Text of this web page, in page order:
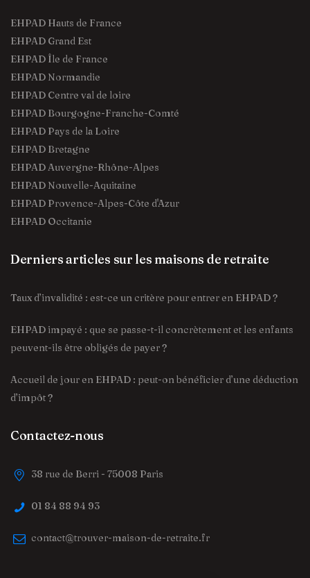
EHPAD Hauts de France
EHPAD Grand Est
EHPAD Île de France
EHPAD Normandie
EHPAD Centre val de loire
EHPAD Bourgogne-Franche-Comté
EHPAD Pays de la Loire
EHPAD Bretagne
EHPAD Auvergne-Rhône-Alpes
EHPAD Nouvelle-Aquitaine
EHPAD Provence-Alpes-Côte d'Azur
EHPAD Occitanie
Derniers articles sur les maisons de retraite
Taux d’invalidité : est-ce un critère pour entrer en EHPAD ?
EHPAD impayé : que se passe-t-il concrètement et les enfants
peuvent-ils être obligés de payer ?
Accueil de jour en EHPAD : peut-on bénéficier d’une déduction
d’impôt ?
Contactez-nous
38 rue de Berri - 75008 Paris
01 84 88 94 93
contact@trouver-maison-de-retraite.fr